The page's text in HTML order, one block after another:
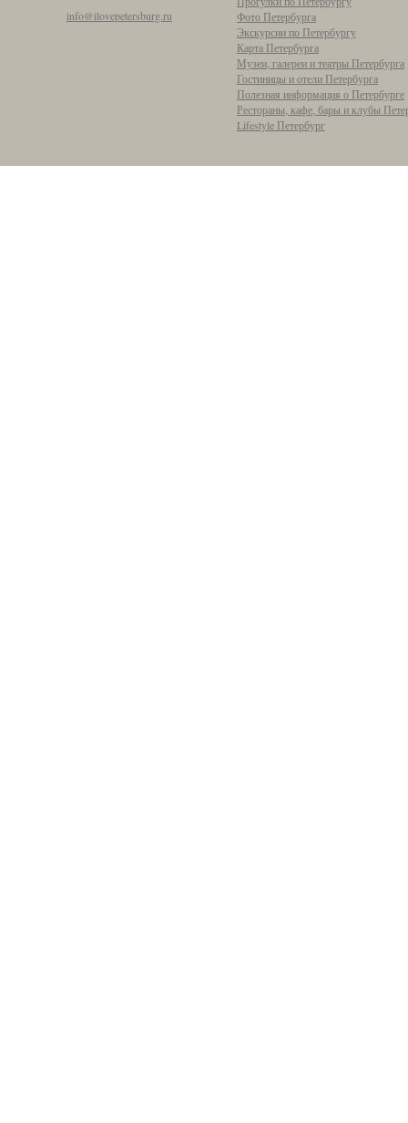
info@ilovepetersburg.ru
Фото Петербурга
Экскурсии по Петербургу
Карта Петербурга
Музеи, галереи и театры Петербурга
Гостиницы и отели Петербурга
Полезная информация о Петербурге
Рестораны, кафе, бары и клубы
Lifestyle Петербург